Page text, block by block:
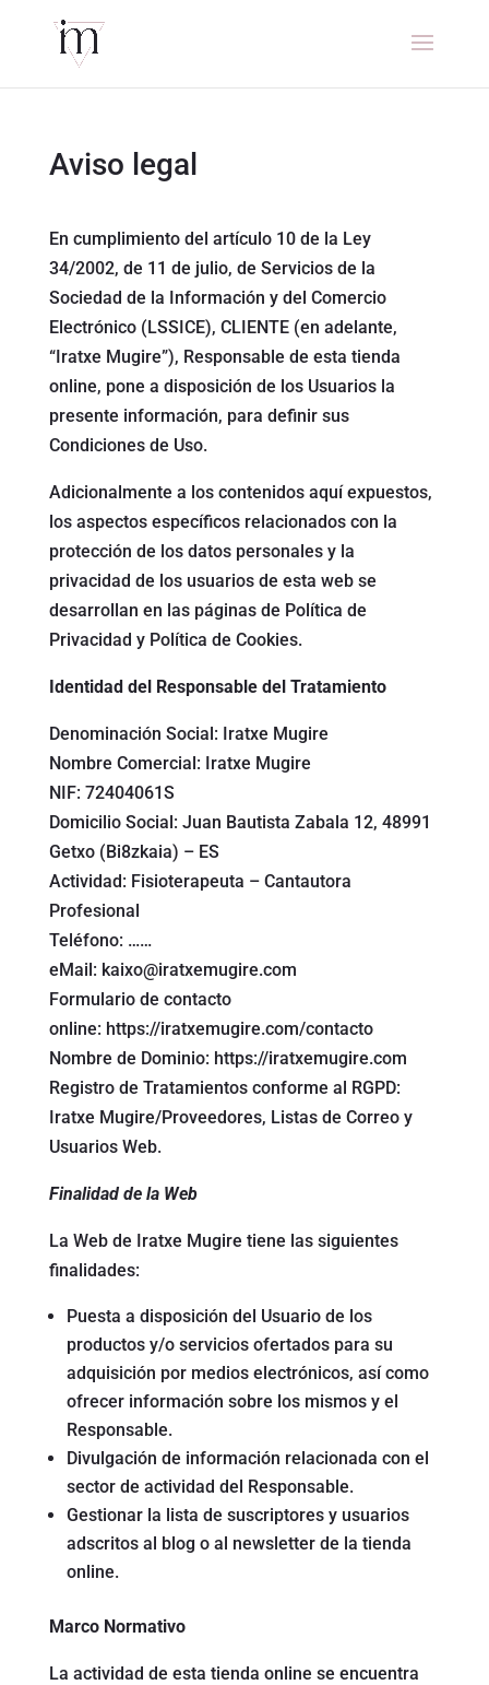
Aviso legal
En cumplimiento del artículo 10 de la Ley
34/2002, de 11 de julio, de Servicios de la
Sociedad de la Información y del Comercio
Electrónico (LSSICE), CLIENTE (en adelante,
“Iratxe Mugire”), Responsable de esta tienda
online, pone a disposición de los Usuarios la
presente información, para definir sus
Condiciones de Uso.
Adicionalmente a los contenidos aquí expuestos,
los aspectos específicos relacionados con la
protección de los datos personales y la
privacidad de los usuarios de esta web se
desarrollan en las páginas de Política de
Privacidad y Política de Cookies.
Identidad del Responsable del Tratamiento
Denominación Social: Iratxe Mugire
Nombre Comercial: Iratxe Mugire
NIF: 72404061S
Domicilio Social: Juan Bautista Zabala 12, 48991
Getxo (Bi8zkaia) – ES
Actividad: Fisioterapeuta – Cantautora
Profesional
Teléfono: ……
eMail: kaixo@iratxemugire.com
Formulario de contacto
online: https://iratxemugire.com/contacto
Nombre de Dominio: https://iratxemugire.com
Registro de Tratamientos conforme al RGPD:
Iratxe Mugire/Proveedores, Listas de Correo y
Usuarios Web.
Finalidad de la Web
La Web de Iratxe Mugire tiene las siguientes
finalidades:
Puesta a disposición del Usuario de los
productos y/o servicios ofertados para su
adquisición por medios electrónicos, así como
ofrecer información sobre los mismos y el
Responsable.
Divulgación de información relacionada con el
sector de actividad del Responsable.
Gestionar la lista de suscriptores y usuarios
adscritos al blog o al newsletter de la tienda
online.
Marco Normativo
La actividad de esta tienda online se encuentra